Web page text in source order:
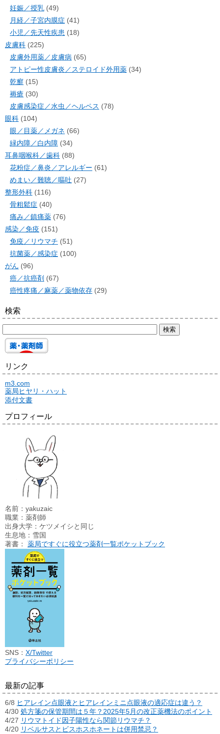
妊娠／授乳 (49)
月経／子宮内膜症 (41)
小児／先天性疾患 (18)
皮膚科 (225)
皮膚外用薬／皮膚病 (65)
アトピー性皮膚炎／ステロイド外用薬 (34)
乾癬 (15)
褥瘡 (30)
皮膚感染症／水虫／ヘルペス (78)
眼科 (104)
眼／目薬／メガネ (66)
緑内障／白内障 (34)
耳鼻咽喉科／歯科 (88)
花粉症／鼻炎／アレルギー (61)
めまい／難聴／嘔吐 (27)
整形外科 (116)
骨粗鬆症 (40)
痛み／鎮痛薬 (76)
感染／免疫 (151)
免疫／リウマチ (51)
抗菌薬／感染症 (100)
がん (96)
癌／抗癌剤 (67)
癌性疼痛／麻薬／薬物依存 (29)
検索
リンク
m3.com
薬局ヒヤリ・ハット
添付文書
プロフィール
名前：yakuzaic
職業：薬剤師
出身大学：ケツメイシと同じ
生息地：雪国
著書： 薬局ですぐに役立つ薬剤一覧ポケットブック
SNS： X/Twitter
プライバシーポリシー
最新の記事
6/8 ヒアレイン点眼液とヒアレインミニ点眼液の適応症は違う？
4/30 処方箋の保管期間は５年？2025年5月の改正薬機法のポイント
4/27 リウマトイド因子陽性なら関節リウマチ？
4/20 リベルサスとビスホスホネートは併用禁忌？